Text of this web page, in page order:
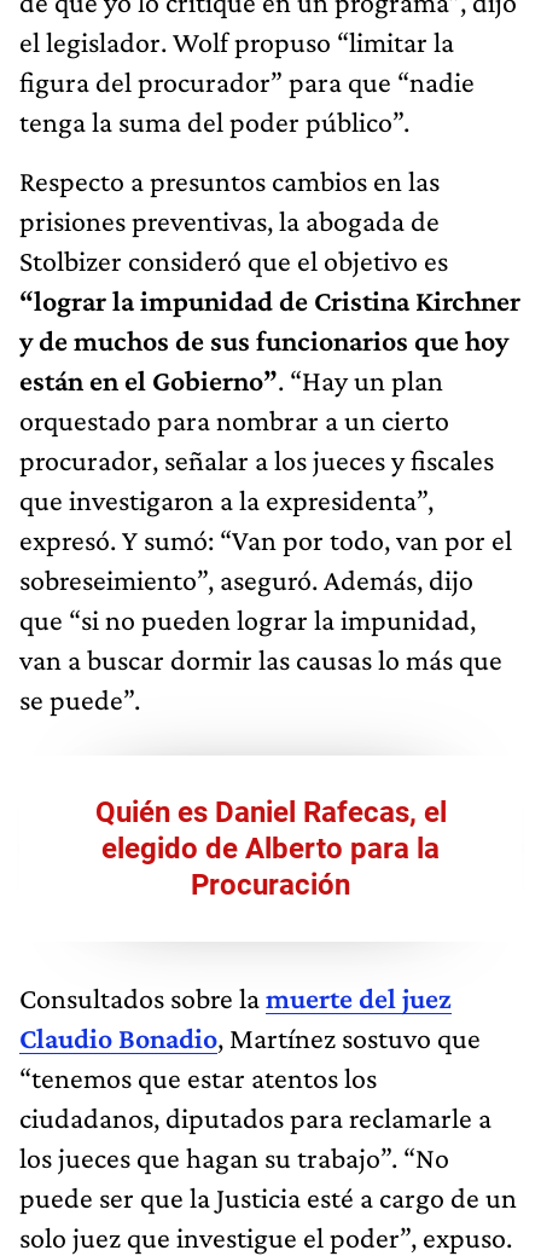
el legislador. Wolf propuso “limitar la
figura del procurador” para que “nadie
tenga la suma del poder público”.
Respecto a presuntos cambios en las
prisiones preventivas, la abogada de
Stolbizer consideró que el objetivo es
“lograr la impunidad de Cristina Kirchner
y de muchos de sus funcionarios que hoy
están en el Gobierno”. “Hay un plan
orquestado para nombrar a un cierto
procurador, señalar a los jueces y fiscales
que investigaron a la expresidenta”,
expresó. Y sumó: “Van por todo, van por el
sobreseimiento”, aseguró. Además, dijo
que “si no pueden lograr la impunidad,
van a buscar dormir las causas lo más que
se puede”.
Quién es Daniel Rafecas, el
elegido de Alberto para la
Procuración
Consultados sobre lamuerte del juez
Claudio Bonadio, Martínez sostuvo que
“tenemos que estar atentos los
ciudadanos, diputados para reclamarle a
los jueces que hagan su trabajo”. “No
puede ser que la Justicia esté a cargo de un
solo juez que investigue el poder”, expuso.